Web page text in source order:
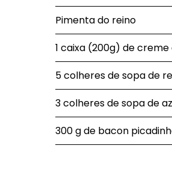
Pimenta do reino
1 caixa (200g) de
5 colheres de sopa de
3 colheres de sopa de
300 g de bacon